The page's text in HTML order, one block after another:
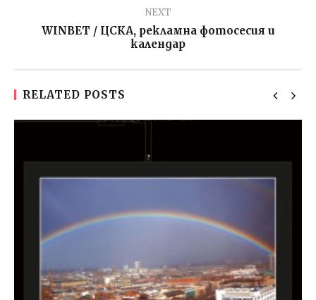
NEXT
WINBET / ЦСКА, рекламна фотосесия и
календар
RELATED POSTS